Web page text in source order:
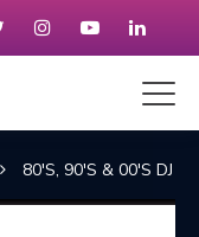
80'S, 90'S & 00'S DJ